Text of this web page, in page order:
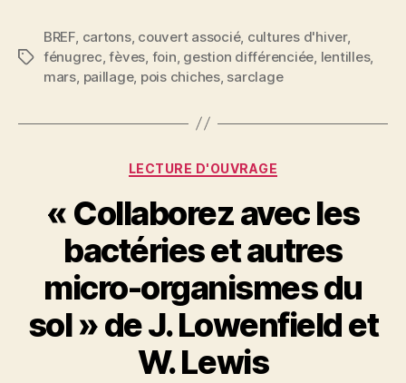
Étiquettes
BREF cartons, couvert associé, cultures d'hiver,
fénugrec ,fèves foin gestion différenciée lentilles,
mars paillage, pois chiches, sarclage
Catégories
LECTURE D'OUVRAGE
« Collaborez avec les
bactéries et autres
micro-organismes du
sol » de J. Lowenfield et
W. Lewis